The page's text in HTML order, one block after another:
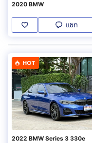
2020 BMW
แชท
HOT
2022 BMW Series 3 330e